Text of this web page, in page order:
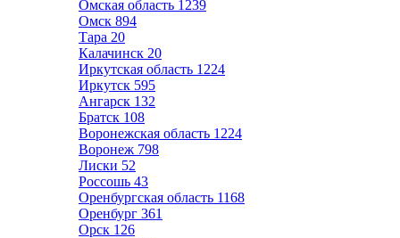
Омская область 1239
Омск 894
Тара 20
Калачинск 20
Иркутская область 1224
Иркутск 595
Ангарск 132
Братск 108
Воронежская область 1224
Воронеж 798
Лиски 52
Россошь 43
Оренбургская область 1168
Оренбург 361
Орск 126